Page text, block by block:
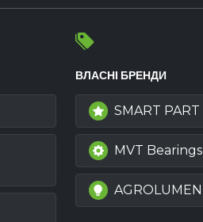
ВЛАСНІ БРЕНДИ
SMART PART
MVT Bearings
AGROLUMEN